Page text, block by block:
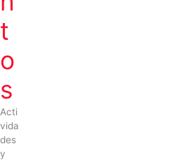
t
o
s
Acti
vida
des
y